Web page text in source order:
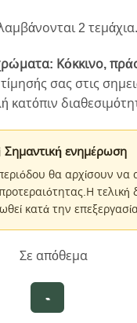
2 τεμάχια.
Κόκκινο,
σας στις
κατόπιν
Σημαντική ενημέρωση
θα αρχίσουν να
τελική
κατά την
Σε απόθεμα